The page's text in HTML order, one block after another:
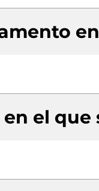
el que